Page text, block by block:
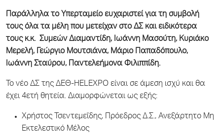
Παράλληλα το Υπερταμείο ευχαριστεί για τη συμβολή
τους όλα τα μέλη που μετείχαν στο ΔΣ και ειδικότερα
τους κ.κ. Συμεών Διαμαντίδη, Ιωάννη Μασούτη, Κυριάκο
Μερελή, Γεώργιο Μουτσιάνα, Μάριο Παπαδόπουλο,
Ιωάννη Σταύρου, Παντελεήμονα Φιλιππίδη.
Το νέο ΔΣ της ΔΕΘ-HELEXPO είναι σε άμεση ισχύ και θα
έχει 4ετή θητεία. Διαμορφώνεται ως εξής:
Χρήστος Τσεντεμεΐδης, Πρόεδρος Δ.Σ., Ανεξάρτητο Μη
Εκτελεστικό Μέλος